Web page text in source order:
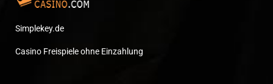
Simplekey.de
Casino Freispiele ohne Einzahlung